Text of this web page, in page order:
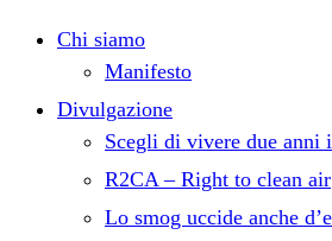
Chi siamo
Manifesto
Divulgazione
Scegli di vivere due anni
R2CA – Right to clean air
Lo smog uccide anche